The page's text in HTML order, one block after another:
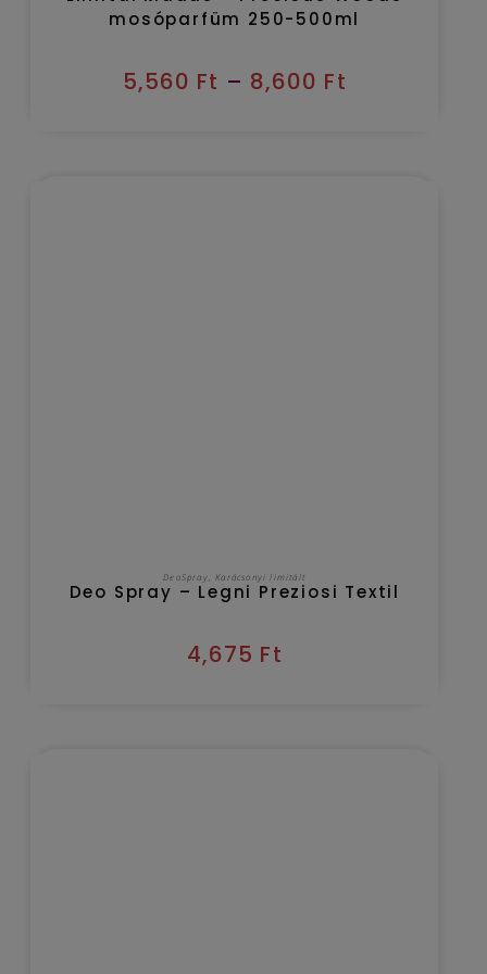
mosóparfüm 250-500ml
5,560 Ft – 8,600 Ft
KOSÁRBA TESZEM
DeoSpray,Karácsonyi limitált
Deo Spray – Legni Preziosi Textil
4,675 Ft